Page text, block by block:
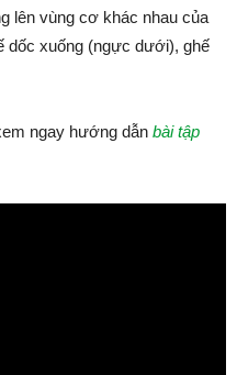
lên vùng cơ khác nhau của
dốc xuống (ngực dưới), ghế
ngay hướng dẫn bài tập